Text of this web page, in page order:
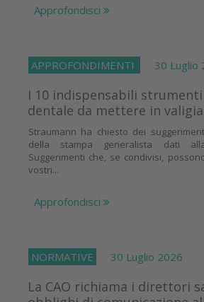
Approfondisci
APPROFONDIMENTI 30 Luglio
I 10 indispensabili
dentale da mettere in valigia
Straumann ha chiesto dei
della stampa generalista dati
Suggerimenti che, se condivisi,
vostri...
Approfondisci
NORMATIVE 30 Luglio 2026
La CAO richiama i direttori